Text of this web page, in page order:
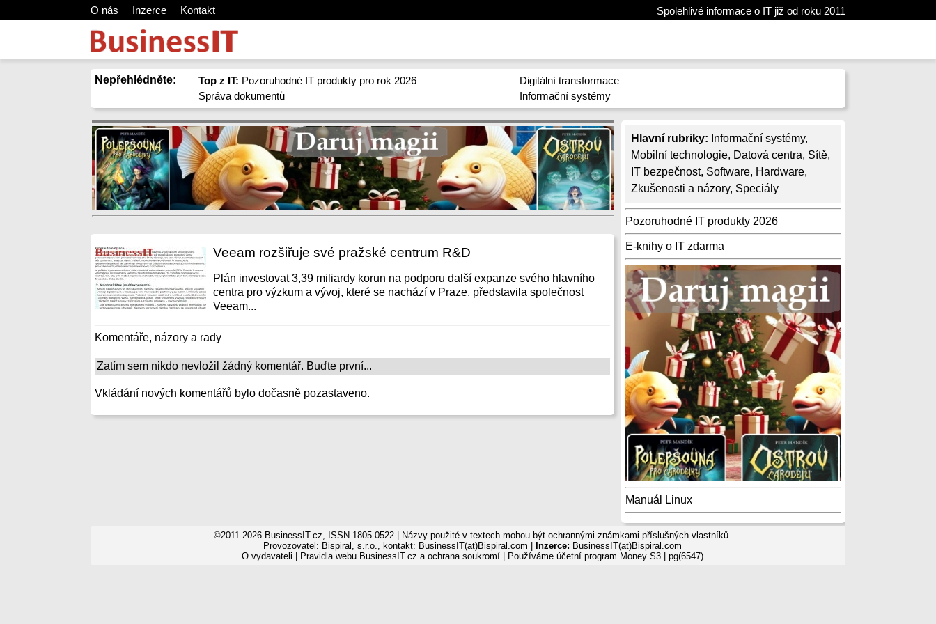
O nás Inzerce Kontakt Spolehlivé informace o IT již od roku 2011
Nepřehlédněte: Top z IT: Pozoruhodné IT produkty pro rok 2026
Správa dokumentů
Digitální transformace
Informační systémy
Hlavní rubriky: Informační systémy,
Mobilní technologie, Datová centra, Sítě,
IT bezpečnost, Software, Hardware,
Zkušenosti a názory, Speciály
Pozoruhodné IT produkty 2026
E-knihy o IT zdarma
Manuál Linux
Veeam rozšiřuje své pražské centrum R&D
Plán investovat 3,39 miliardy korun na podporu další expanze svého hlavního
centra pro výzkum a vývoj, které se nachází v Praze, představila společnost
Veeam...
Komentáře, názory a rady
Zatím sem nikdo nevložil žádný komentář. Buďte první...
Vkládání nových komentářů bylo dočasně pozastaveno.
©2011-2026 BusinessIT.cz, ISSN 1805-0522 | Názvy použité v textech mohou být ochrannými známkami příslušných vlastníků.
Provozovatel: Bispiral, s.r.o., kontakt: BusinessIT(at)Bispiral.com |
Inzerce: BusinessIT(at)Bispiral.com
O vydavateli
Pravidla webu BusinessIT.cz a ochrana soukromí| Používáme účetní program Money S3| pg(6547)